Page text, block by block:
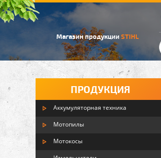
Магазин продукции STIHL
ПРОДУКЦИЯ
Аккумуляторная техника
Мотопилы
Мотокосы